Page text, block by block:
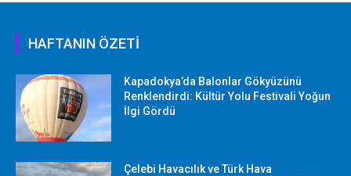
HAFTANIN ÖZETİ
Kapadokya’da Balonlar Gökyüzünü
Renklendirdi: Kültür Yolu Festivali Yoğun
İlgi Gördü
Çelebi Havacılık ve Türk Hava